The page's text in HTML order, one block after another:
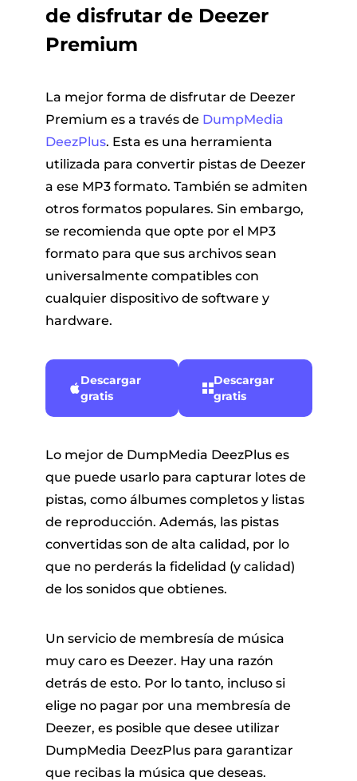
de disfrutar de Deezer
Premium
La mejor forma de disfrutar de Deezer
Premium es a través de DumpMedia
DeezPlus. Esta es una herramienta
utilizada para convertir pistas de Deezer
a ese MP3 formato. También se admiten
otros formatos populares. Sin embargo,
se recomienda que opte por el MP3
formato para que sus archivos sean
universalmente compatibles con
cualquier dispositivo de software y
hardware.
Descargar
gratis
Descargar
gratis
Lo mejor de DumpMedia DeezPlus es
que puede usarlo para capturar lotes de
pistas, como álbumes completos y listas
de reproducción. Además, las pistas
convertidas son de alta calidad, por lo
que no perderás la fidelidad (y calidad)
de los sonidos que obtienes.
Un servicio de membresía de música
muy caro es Deezer. Hay una razón
detrás de esto. Por lo tanto, incluso si
elige no pagar por una membresía de
Deezer, es posible que desee utilizar
DumpMedia DeezPlus para garantizar
que recibas la música que deseas.